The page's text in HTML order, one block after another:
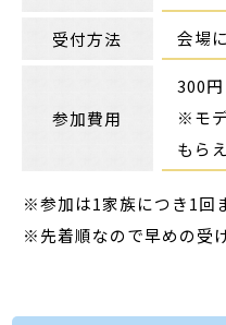
受付方法 会場
参加費用
300円
※モ
もら
※参加は1家族につき1回
※先着順なので早めの受